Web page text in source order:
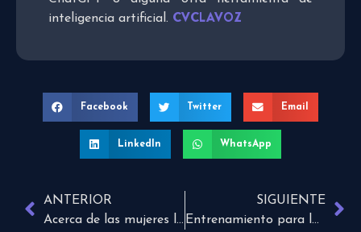
inteligencia artificial. CVCLAVOZ
Facebook Twitter Email
LinkedIn WhatsApp
ANTERIOR
Acerca de las mujeres líderes en la iglesia
SIGUIENTE
Entrenamiento para la sumisión